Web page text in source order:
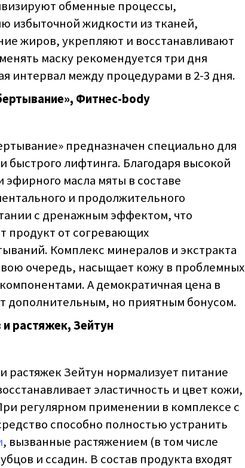
обменные процессы,
избыточной жидкости из тканей,
жиров, укрепляют и восстанавливают
маску рекомендуется три дня
интервал между процедурами в 2-3 дня.
Фитнес-body
предназначен специально для
быстрого лифтинга. Благодаря высокой
масла мяты в составе
и продолжительного
с дренажным эффектом, что
продукт от согревающих
Комплекс минералов и экстракта
очередь, насыщает кожу в проблемных
А демократичная цена в
дополнительным, но приятным бонусом.
растяжек, Зейтун
растяжек Зейтун нормализует питание
эластичность и цвет кожи,
регулярном применении в комплексе с
способно полностью устранить
, вызванные растяжением (в том числе
и ссадин. В состав продукта входят